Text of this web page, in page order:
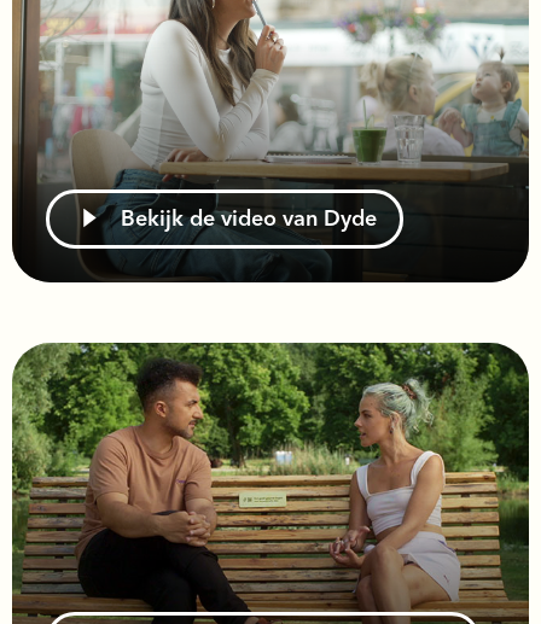
Bekijk de video van Dyde